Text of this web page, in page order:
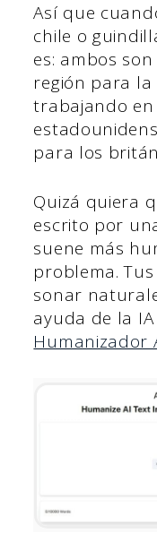
Así que
chile o
es: ambos
región para la
trabajando
para los
Quizá quiera
escrito por
suene más
problema.
sonar
ayuda de la
Humanizador